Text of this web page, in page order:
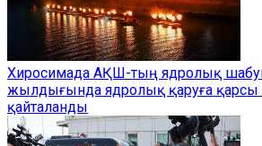
Хиросимада АҚШ-тың ядролық
жылдығында ядролық қаруға қарсы
қайталанды